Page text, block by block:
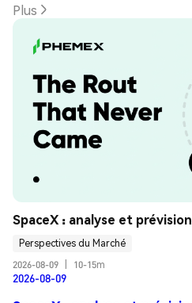
Plus
SpaceX : analyse et
Perspectives du Marché
2026-08-09
10-15m
2026-08-09